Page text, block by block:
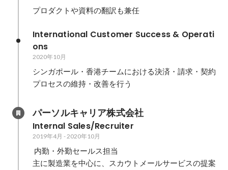
プロダクトや資料の翻訳も兼任
International Customer Success & Operati
ons
2020年10月
シンガポール・香港チームにおける決済・請求・契約
プロセスの維持・改善を行う
パーソルキャリア株式会社
Internal Sales/Recruiter
2019年4月 -2020年10月
主に製造業を中心に、スカウトメールサービスの提案